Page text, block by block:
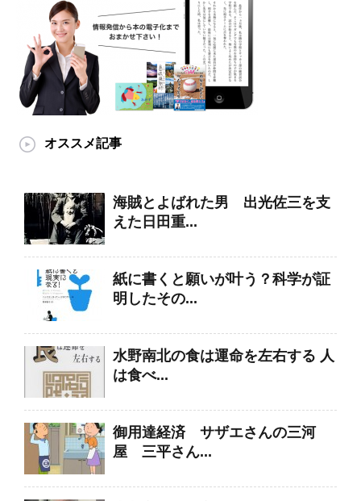
オススメ記事
海賊とよばれた男 出光佐三を支
えた日田重...
紙に書くと願いが叶う？科学が証
明したその...
水野南北の食は運命を左右する 人
は食べ...
御用達経済 サザエさんの三河
屋 三平さん...